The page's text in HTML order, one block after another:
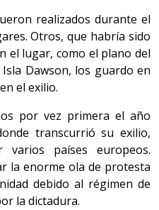
realizados durante el
Otros, que habría sido
el lugar, como el plano del
Dawson, los guardo en
el exilio.
por vez primera el año
transcurrió su exilio,
países europeos.
la enorme ola de protesta
debido al régimen de
la dictadura.